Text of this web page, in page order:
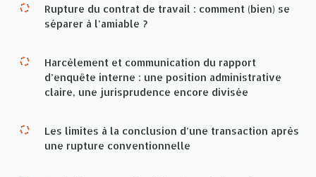
Rupture du contrat de travail : comment (bien) se
séparer à l’amiable ?
Harcèlement et communication du rapport
d’enquête interne : une position administrative
claire, une jurisprudence encore divisée
Les limites à la conclusion d’une transaction après
une rupture conventionnelle